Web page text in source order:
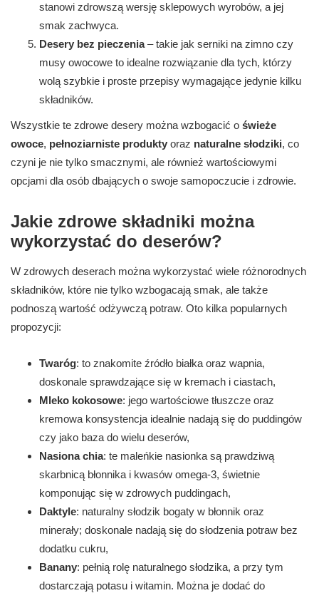
stanowi zdrowszą wersję sklepowych wyrobów, a jej
smak zachwyca.
Desery bez pieczenia– takie jak serniki na zimno czy
musy owocowe to idealne rozwiązanie dla tych, którzy
wolą szybkie i proste przepisy wymagające jedynie kilku
składników.
Wszystkie te zdrowe desery można wzbogacić o świeże
owoce, pełnoziarniste produkty oraz naturalne słodziki, co
czyni je nie tylko smacznymi, ale również wartościowymi
opcjami dla osób dbających o swoje samopoczucie i zdrowie.
Jakie zdrowe składniki można
wykorzystać do deserów?
W zdrowych deserach można wykorzystać wiele różnorodnych
składników, które nie tylko wzbogacają smak, ale także
podnoszą wartość odżywczą potraw. Oto kilka popularnych
propozycji:
Twaróg: to znakomite źródło białka oraz wapnia,
doskonale sprawdzające się w kremach i ciastach,
Mleko kokosowe: jego wartościowe tłuszcze oraz
kremowa konsystencja idealnie nadają się do puddingów
czy jako baza do wielu deserów,
Nasiona chia: te maleńkie nasionka są prawdziwą
skarbnicą błonnika i kwasów omega-3, świetnie
komponując się w zdrowych puddingach,
Daktyle: naturalny słodzik bogaty w błonnik oraz
minerały; doskonale nadają się do słodzenia potraw bez
dodatku cukru,
Banany: pełnią rolę naturalnego słodzika, a przy tym
dostarczają potasu i witamin. Można je dodać do